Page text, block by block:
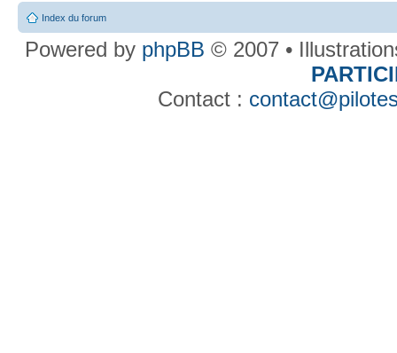
Index du forum
Powered by phpBB © 2007 •
Contact :